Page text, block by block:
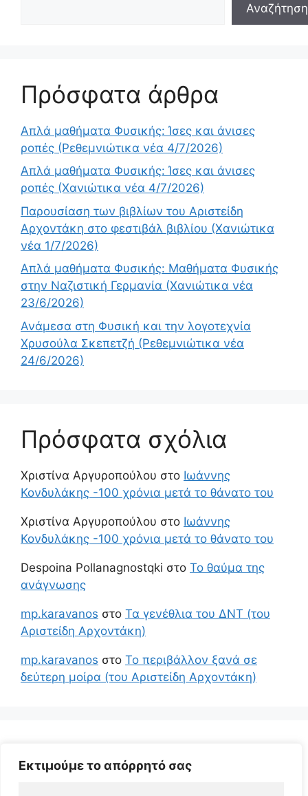
Εκτιμούμε το απόρρητό σας
Αναζήτηση
Πρόσφατα άρθρα
Απλά μαθήματα Φυσικής: Ίσες και άνισες
ροπές (Ρεθεμνιώτικα νέα 4/7/2026)
Απλά μαθήματα Φυσικής: Ίσες και άνισες
ροπές (Χανιώτικα νέα 4/7/2026)
Παρουσίαση των βιβλίων του Αριστείδη
Αρχοντάκη στο φεστιβάλ βιβλίου (Χανιώτικα
νέα 1/7/2026)
Απλά μαθήματα Φυσικής: Μαθήματα Φυσικής
στην Ναζιστική Γερμανία (Χανιώτικα νέα
23/6/2026)
Ανάμεσα στη Φυσική και την λογοτεχνία
Χρυσούλα Σκεπετζή (Ρεθεμνιώτικα νέα
24/6/2026)
Πρόσφατα σχόλια
Χριστίνα Αργυροπούλου στο Ιωάννης
Κονδυλάκης -100 χρόνια μετά το θάνατο του
Χριστίνα Αργυροπούλου στο Ιωάννης
Κονδυλάκης -100 χρόνια μετά το θάνατο του
Despoina Pollanagnostqki στο Το θαύμα της
ανάγνωσης
mp.karavanos στο Τα γενέθλια του ΔΝΤ (του
Αριστείδη Αρχοντάκη)
mp.karavanos στο Το περιβάλλον ξανά σε
δεύτερη μοίρα (του Αριστείδη Αρχοντάκη)